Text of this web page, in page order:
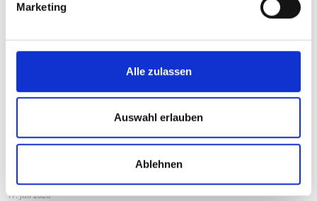
Marketing
Alle zulassen
Auswahl erlauben
Ablehnen
Nurses
Dominic Maier: Tierheim darf nicht zur Dauerverwahrstelle
werden
17. Juli 2026